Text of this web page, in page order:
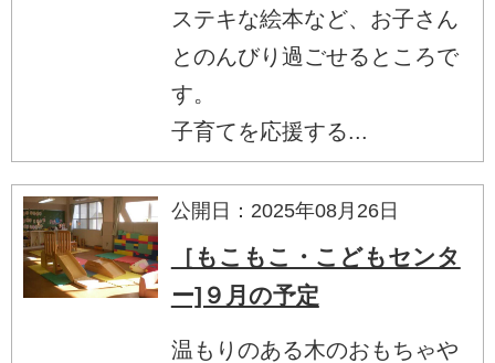
ステキな絵本など、お子さん
とのんびり過ごせるところで
す。
子育てを応援する...
公開日：2025年08月26日
［もこもこ・こどもセンタ
ー]９月の予定
温もりのある木のおもちゃや